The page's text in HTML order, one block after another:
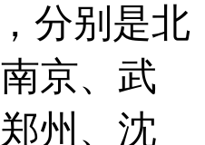
分别是北
京、武
州、沈